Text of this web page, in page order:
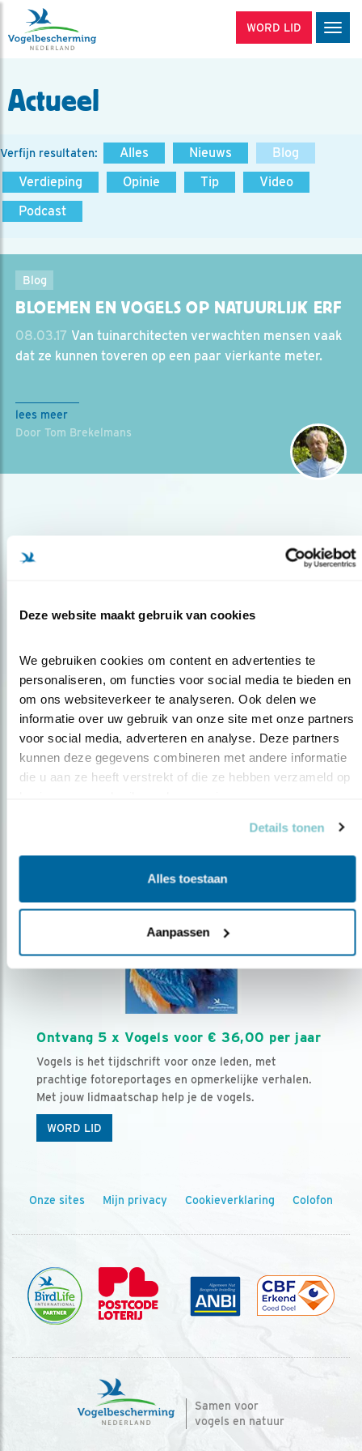
Deze website maakt gebruik van cookies
We gebruiken cookies om content en advertenties te
personaliseren, om functies voor social media te bieden en
om ons websiteverkeer te analyseren. Ook delen we
informatie over uw gebruik van onze site met onze partners
voor social media, adverteren en analyse. Deze partners
kunnen deze gegevens combineren met andere informatie
die u aan ze heeft verstrekt of die ze hebben verzameld op
Details tonen
Alles toestaan
Aanpassen
WORD LID
Actueel
Verfijn resultaten: Alles Nieuws
Blog
Verdieping
Opinie Tip
Video
Podcast
Blog
BLOEMEN EN VOGELS OP NATUURLIJK ERF
08.03.17 Van tuinarchitecten verwachten mensen vaak
dat ze kunnen toveren op een paar vierkante meter.
lees meer
Door Tom Brekelmans
Meld je aan en ontvang nieuws, inspiratie, acties en tips
over vogels en activiteiten van Vogelbescherming.
AANMELDEN VOGELNIEUWS
Volg ons via social media
Ontvang 5 x Vogels voor € 36,00 per jaar
Vogels is het tijdschrift voor onze leden, met
prachtige fotoreportages en opmerkelijke verhalen.
Met jouw lidmaatschap help je de vogels.
WORD LID
Onze sites Mijn privacy Cookieverklaring Colofon
Samen voor
vogels en natuur